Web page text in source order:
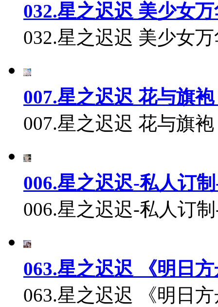
032.星之迟迟 美少女
032.星之迟迟 美少女
007.星之迟迟 花与旗
007.星之迟迟 花与旗
006.星之迟迟-私人订
006.星之迟迟-私人订
063.星之迟迟 《明日
063.星之迟迟 《明日